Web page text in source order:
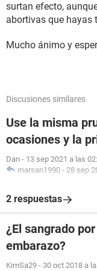
surtan efecto,
abortivas que hayas
Mucho ánimo y
Discusiones similares
Use la misma
ocasiones y la
Dan - 13 sep 2021 a las
marsan1990 - 28 sep
2 respuestas
¿El sangrado
embarazo?
KimSa29 - 30 oct 2018 a